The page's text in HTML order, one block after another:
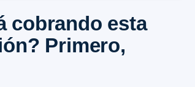
cobrando esta
Primero,